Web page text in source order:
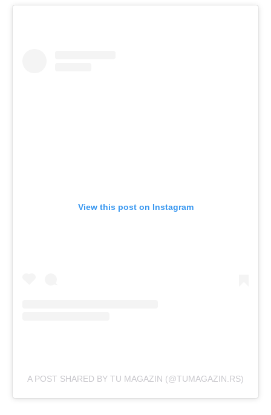
View this post on Instagram
A POST SHARED BY TU MAGAZIN (@TUMAGAZIN.RS)